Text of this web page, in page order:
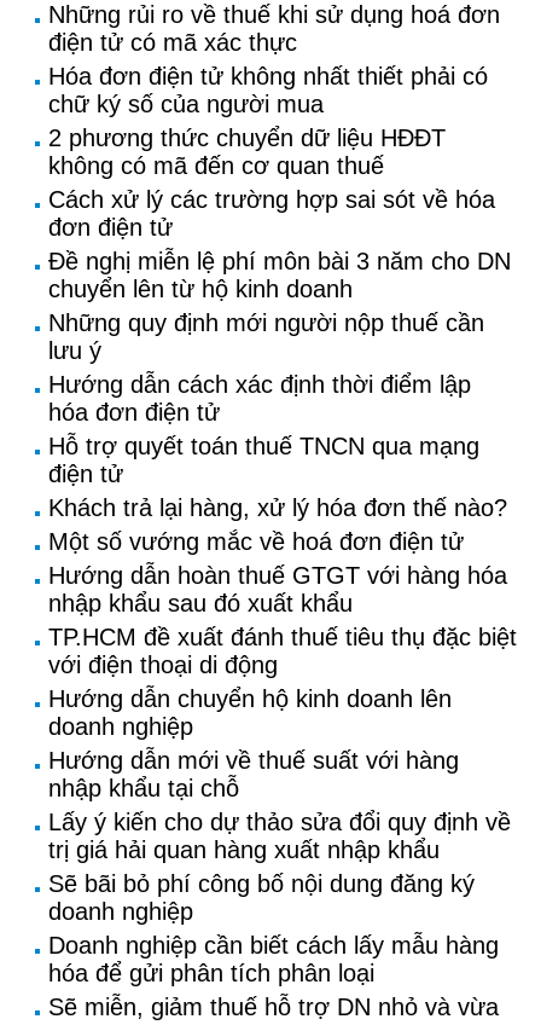
Những rủi ro về thuế khi sử dụng hoá đơn
điện tử có mã xác thực
Hóa đơn điện tử không nhất thiết phải có
chữ ký số của người mua
2 phương thức chuyển dữ liệu HĐĐT
không có mã đến cơ quan thuế
Cách xử lý các trường hợp sai sót về hóa
đơn điện tử
Đề nghị miễn lệ phí môn bài 3 năm cho DN
chuyển lên từ hộ kinh doanh
Những quy định mới người nộp thuế cần
lưu ý
Hướng dẫn cách xác định thời điểm lập
hóa đơn điện tử
Hỗ trợ quyết toán thuế TNCN qua mạng
điện tử
Khách trả lại hàng, xử lý hóa đơn thế nào?
Một số vướng mắc về hoá đơn điện tử
Hướng dẫn hoàn thuế GTGT với hàng hóa
nhập khẩu sau đó xuất khẩu
TP.HCM đề xuất đánh thuế tiêu thụ đặc biệt
với điện thoại di động
Hướng dẫn chuyển hộ kinh doanh lên
doanh nghiệp
Hướng dẫn mới về thuế suất với hàng
nhập khẩu tại chỗ
Lấy ý kiến cho dự thảo sửa đổi quy định về
trị giá hải quan hàng xuất nhập khẩu
Sẽ bãi bỏ phí công bố nội dung đăng ký
doanh nghiệp
Doanh nghiệp cần biết cách lấy mẫu hàng
hóa để gửi phân tích phân loại
Sẽ miễn, giảm thuế hỗ trợ DN nhỏ và vừa